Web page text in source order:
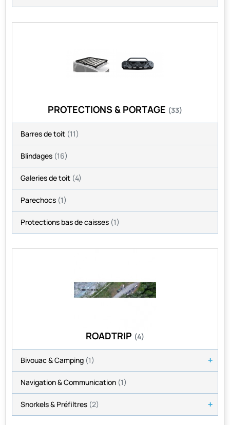
PROTECTIONS & PORTAGE (33)
Barres de toit (11)
Blindages (16)
Galeries de toit (4)
Parechocs (1)
Protections bas de caisses (1)
ROADTRIP (4)
Bivouac & Camping (1)
Navigation & Communication (1)
Snorkels & Préfiltres (2)